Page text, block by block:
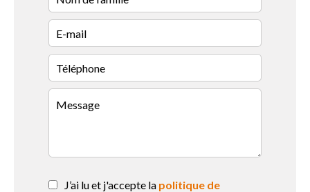
J’ai lu et j'accepte la politique de